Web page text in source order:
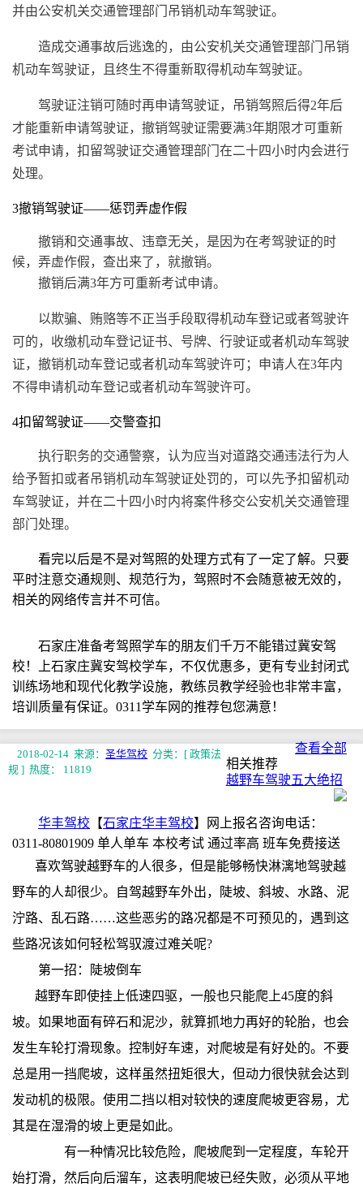
并由公安机关交通管理部门吊销机动车驾驶证。
造成交通事故后逃逸的，由公安机关交通管理部门吊销
机动车驾驶证，且终生不得重新取得机动车驾驶证。
驾驶证注销可随时再申请驾驶证，吊销驾照后得2年后
才能重新申请驾驶证，撤销驾驶证需要满3年期限才可重新
考试申请，扣留驾驶证交通管理部门在二十四小时内会进行
处理。
3撤销驾驶证——惩罚弄虚作假
撤销和交通事故、违章无关，是因为在考驾驶证的时
候，弄虚作假，查出来了，就撤销。
撤销后满3年方可重新考试申请。
以欺骗、贿赂等不正当手段取得机动车登记或者驾驶许
可的，收缴机动车登记证书、号牌、行驶证或者机动车驾驶
证，撤销机动车登记或者机动车驾驶许可；申请人在3年内
不得申请机动车登记或者机动车驾驶许可。
4扣留驾驶证——交警查扣
执行职务的交通警察，认为应当对道路交通违法行为人
给予暂扣或者吊销机动车驾驶证处罚的，可以先予扣留机动
车驾驶证，并在二十四小时内将案件移交公安机关交通管理
部门处理。
看完以后是不是对驾照的处理方式有了一定了解。只要
平时注意交通规则、规范行为，驾照时不会随意被无效的，
相关的网络传言并不可信。
石家庄准备考驾照学车的朋友们千万不能错过冀安驾
校！上石家庄冀安驾校学车，不仅优惠多，更有专业封闭式
训练场地和现代化教学设施，教练员教学经验也非常丰富，
培训质量有保证。0311学车网的推荐包您满意！
2018-02-14 来源：圣华驾校 分类：[ 政策法
规 ] 热度： 11819
查看全部
相关推荐
越野车驾驶五大绝招
华丰驾校 【石家庄华丰驾校】网上报名咨询电话：
0311-80801909 单人单车 本校考试 通过率高 班车免费接送
喜欢驾驶越野车的人很多，但是能够畅快淋漓地驾驶越
野车的人却很少。自驾越野车外出，陡坡、斜坡、水路、泥
泞路、乱石路……这些恶劣的路况都是不可预见的，遇到这
些路况该如何轻松驾驭渡过难关呢?
第一招：陡坡倒车
越野车即使挂上低速四驱，一般也只能爬上45度的斜
坡。如果地面有碎石和泥沙，就算抓地力再好的轮胎，也会
发生车轮打滑现象。控制好车速，对爬坡是有好处的。不要
总是用一挡爬坡，这样虽然扭矩很大，但动力很快就会达到
发动机的极限。使用二挡以相对较快的速度爬坡更容易，尤
其是在湿滑的坡上更是如此。
有一种情况比较危险，爬坡爬到一定程度，车轮开
始打滑，然后向后溜车，这表明爬坡已经失败，必须从平地